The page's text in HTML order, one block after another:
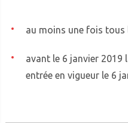
au moins une fois tous
avant le 6 janvier
entrée en vigueur le 6